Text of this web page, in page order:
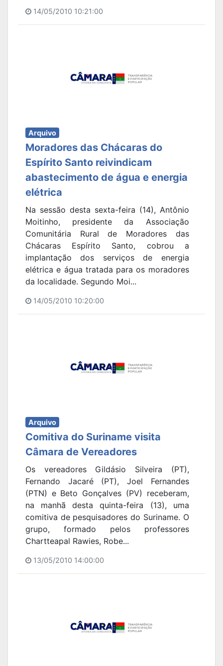
14/05/2010 10:21:00
Arquivo
Moradores das Chácaras do
Espírito Santo reivindicam
abastecimento de água e energia
elétrica
Na sessão desta sexta-feira (14), Antônio
Moitinho, presidente da Associação
Comunitária Rural de Moradores das
Chácaras Espírito Santo, cobrou a
implantação dos serviços de energia
elétrica e água tratada para os moradores
da localidade. Segundo Moi...
14/05/2010 10:20:00
Arquivo
Comitiva do Suriname visita
Câmara de Vereadores
Os vereadores Gildásio Silveira (PT),
Fernando Jacaré (PT), Joel Fernandes
(PTN) e Beto Gonçalves (PV) receberam,
na manhã desta quinta-feira (13), uma
comitiva de pesquisadores do Suriname. O
grupo, formado pelos professores
Chartteapal Rawies, Robe...
13/05/2010 14:00:00